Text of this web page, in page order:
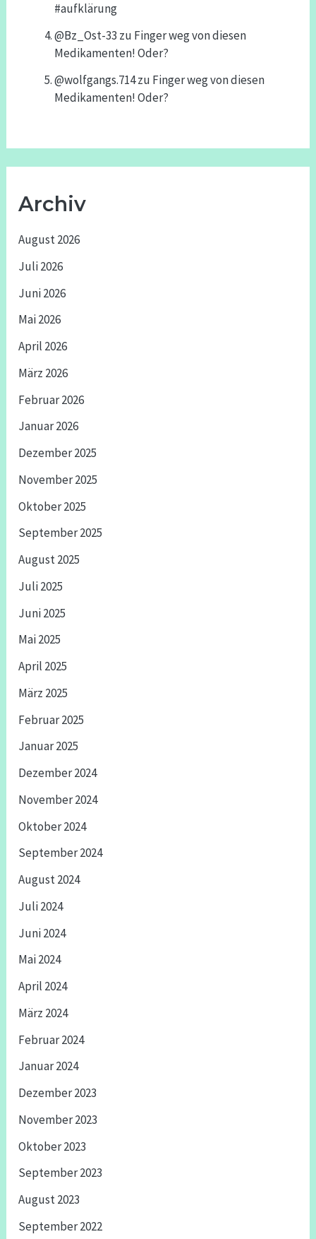
#aufklärung
@Bz_Ost-33 zu Finger weg von diesen
Medikamenten! Oder?
@wolfgangs.714zu Finger weg von diesen
Medikamenten! Oder?
Archiv
August 2026
Juli 2026
Juni 2026
Mai 2026
April 2026
März 2026
Februar 2026
Januar 2026
Dezember 2025
November 2025
Oktober 2025
September 2025
August 2025
Juli 2025
Juni 2025
Mai 2025
April 2025
März 2025
Februar 2025
Januar 2025
Dezember 2024
November 2024
Oktober 2024
September 2024
August 2024
Juli 2024
Juni 2024
Mai 2024
April 2024
März 2024
Februar 2024
Januar 2024
Dezember 2023
November 2023
Oktober 2023
September 2023
August 2023
September 2022